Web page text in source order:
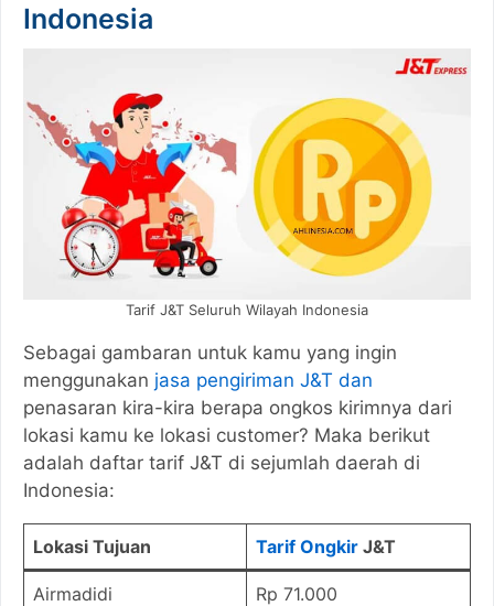
Indonesia
Tarif J&T Seluruh Wilayah Indonesia
Sebagai gambaran untuk kamu yang ingin
menggunakan jasa pengiriman J&T dan
penasaran kira-kira berapa ongkos kirimnya dari
lokasi kamu ke lokasi customer? Maka berikut
adalah daftar tarif J&T di sejumlah daerah di
Indonesia:
Lokasi Tujuan Tarif Ongkir J&T
Airmadidi Rp 71.000